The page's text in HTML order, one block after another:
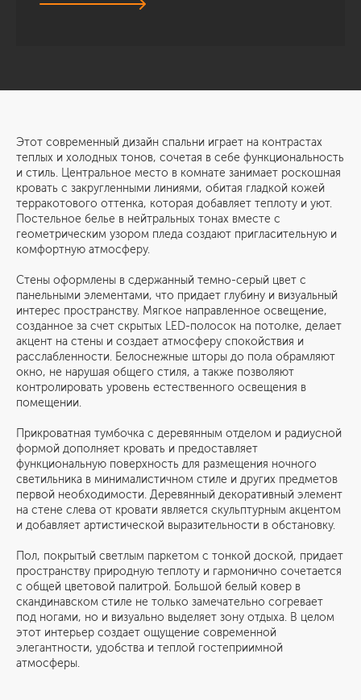
Этот современный дизайн спальни играет на контрастах
теплых и холодных тонов, сочетая в себе функциональность
и стиль. Центральное место в комнате занимает роскошная
кровать с закругленными линиями, обитая гладкой кожей
терракотового оттенка, которая добавляет теплоту и уют.
Постельное белье в нейтральных тонах вместе с
геометрическим узором пледа создают пригласительную и
комфортную атмосферу.
Стены оформлены в сдержанный темно-серый цвет с
панельными элементами, что придает глубину и визуальный
интерес пространству. Мягкое направленное освещение,
созданное за счет скрытых LED-полосок на потолке, делает
акцент на стены и создает атмосферу спокойствия и
расслабленности. Белоснежные шторы до пола обрамляют
окно, не нарушая общего стиля, а также позволяют
контролировать уровень естественного освещения в
помещении.
Прикроватная тумбочка с деревянным отделом и радиусной
формой дополняет кровать и предоставляет
функциональную поверхность для размещения ночного
светильника в минималистичном стиле и других предметов
первой необходимости. Деревянный декоративный элемент
на стене слева от кровати является скульптурным акцентом
и добавляет артистической выразительности в обстановку.
Пол, покрытый светлым паркетом с тонкой доской, придает
пространству природную теплоту и гармонично сочетается
с общей цветовой палитрой. Большой белый ковер в
скандинавском стиле не только замечательно согревает
под ногами, но и визуально выделяет зону отдыха. В целом
этот интерьер создает ощущение современной
элегантности, удобства и теплой гостеприимной
атмосферы.